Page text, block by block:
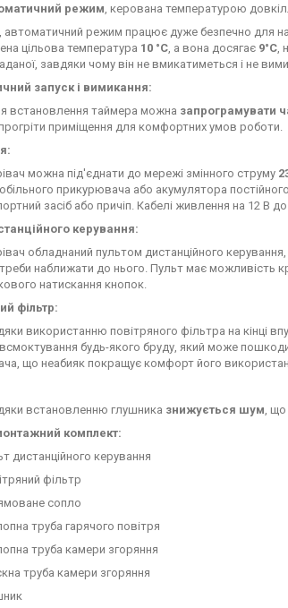
режим , керована температурою
автоматичний режим працює дуже безпечно для
цільова температура 10 °C , а вона досягає 9°C ,
завдяки чому він не вмикатиметься і не
запуск і вимикання:
встановлення таймера можна запрограмувати
приміщення для комфортних умов роботи.
можна під'єднати до мережі змінного струму
прикурювача або акумулятора
засіб або причіп. Кабелі живлення на 12 В
керування:
обладнаний пультом дистанційного
наближати до нього. Пульт має можливість
натискання кнопок.
фільтр:
використанню повітряного фільтра на кінці
будь-якого бруду, який може
що неабияк покращує комфорт його
встановленню глушника знижується шум ,
комплект:
дистанційного керування
фільтр
сопло
труба гарячого повітря
труба камери згоряння
труба камери згоряння